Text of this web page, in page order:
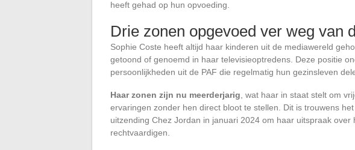
heeft gehad op hun opvoeding.
Drie zonen opgevoed ver weg van
Sophie Coste heeft altijd haar kinderen uit de mediawereld
getoond of genoemd in haar televisieoptredens. Deze positie
persoonlijkheden uit de PAF die regelmatig hun gezinsleven
Haar zonen zijn nu meerderjarig, wat haar in staat stelt om
ervaringen zonder hen direct bloot te stellen. Dit is trouwens
uitzending Chez Jordan in januari 2024 om haar uitspraak over
rechtvaardigen.